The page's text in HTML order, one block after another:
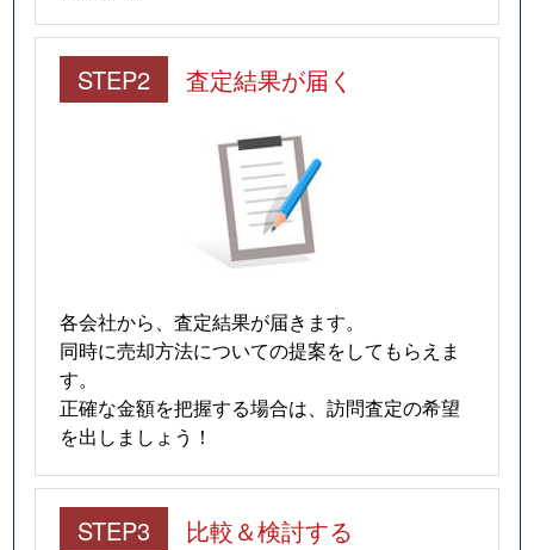
STEP2 査定結果が届く
各会社から、査定結果が届きます。
同時に売却方法についての提案をしてもらえま
す。
正確な金額を把握する場合は、訪問査定の希望
を出しましょう！
STEP3 比較＆検討する